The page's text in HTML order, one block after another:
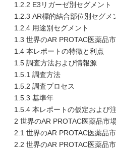
1.2.2 E3リガーゼ別セグメント
1.2.3 AR標的結合部位別セグメ
1.2.4 用途別セグメント
1.3 世界のAR PROTAC医薬品
1.4 本レポートの特徴と利点
1.5 調査方法および情報源
1.5.1 調査方法
1.5.2 調査プロセス
1.5.3 基準年
1.5.4 本レポートの仮定および
2 世界のAR PROTAC医薬品市
2.1 世界のAR PROTAC医薬品
2.2 世界のAR PROTAC医薬品